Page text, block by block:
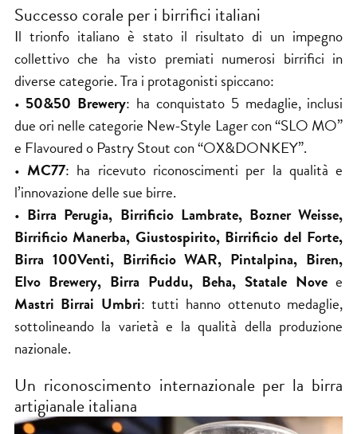
Successo corale per i birrifici italiani
Il trionfo italiano è stato il risultato di un impegno
collettivo che ha visto premiati numerosi birrifici in
diverse categorie. Tra i protagonisti spiccano:
• 50&50 Brewery: ha conquistato 5 medaglie, inclusi
due ori nelle categorie New-Style Lager con “SLO MO”
e Flavoured o Pastry Stout con “OX&DONKEY”.
• MC77: ha ricevuto riconoscimenti per la qualità e
l’innovazione delle sue birre.
• Birra Perugia, Birrificio Lambrate, Bozner Weisse,
Birrificio Manerba, Giustospirito, Birrificio del Forte,
Birra 100Venti, Birrificio WAR, Pintalpina, Biren,
Elvo Brewery, Birra Puddu, Beha, Statale Novee
Mastri Birrai Umbri: tutti hanno ottenuto medaglie,
sottolineando la varietà e la qualità della produzione
nazionale.
Un riconoscimento internazionale per la birra
artigianale italiana